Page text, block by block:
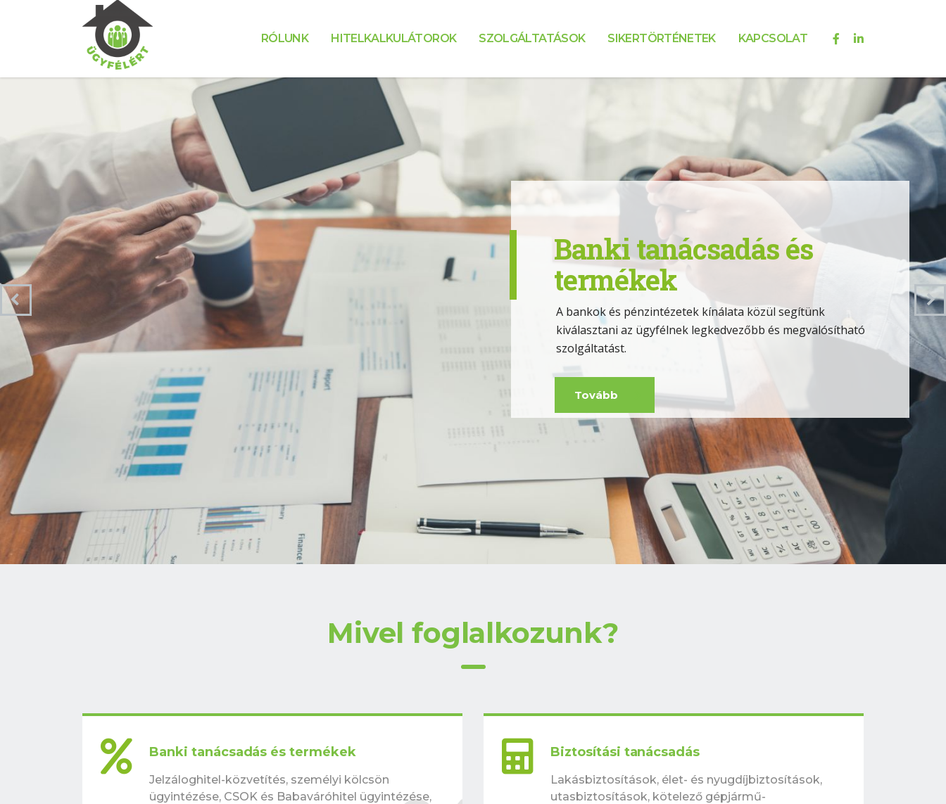
RÓLUNK HITELKALKULÁTOROK SZOLGÁLTATÁSOK SIKERTÖRTÉNETEK KAPCSOLAT
Tovább
Mivel foglalkozunk?
Banki tanácsadás és termékek
Jelzáloghitel-közvetítés, személyi kölcsön
ügyintézése, CSOK és Babaváróhitel ügyintézése,
Biztosítási tanácsadás
Lakásbiztosítások, élet- és nyugdíjbiztosítások,
utasbiztosítások, kötelező gépjármű-